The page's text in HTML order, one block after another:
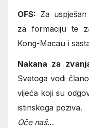
OFS: Za
za formaciju te
Kong-Macau i
Nakana za
Svetoga vodi
vijeća koji su
istinskoga poziva.
Oče naš…